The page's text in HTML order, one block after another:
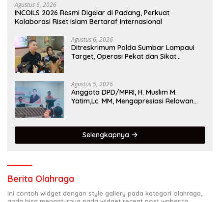
Agustus 6, 2026
INCOILS 2026 Resmi Digelar di Padang, Perkuat
Kolaborasi Riset Islam Bertaraf Internasional
Agustus 6, 2026
Ditreskrimum Polda Sumbar Lampaui
Target, Operasi Pekat dan Sikat
Agustus 5, 2026
Anggota DPD/MPRI, H. Muslim M.
Yatim,Lc. MM, Mengapresiasi Relawan
Selengkapnya
Berita Olahraga
Ini contoh widget dengan style gallery pada kategori olahraga,